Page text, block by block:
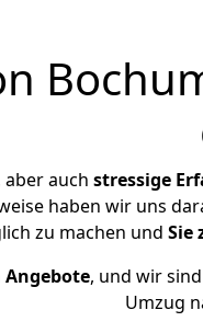
auch stressige
haben wir uns
zu machen und Sie
, und wir
Umzug